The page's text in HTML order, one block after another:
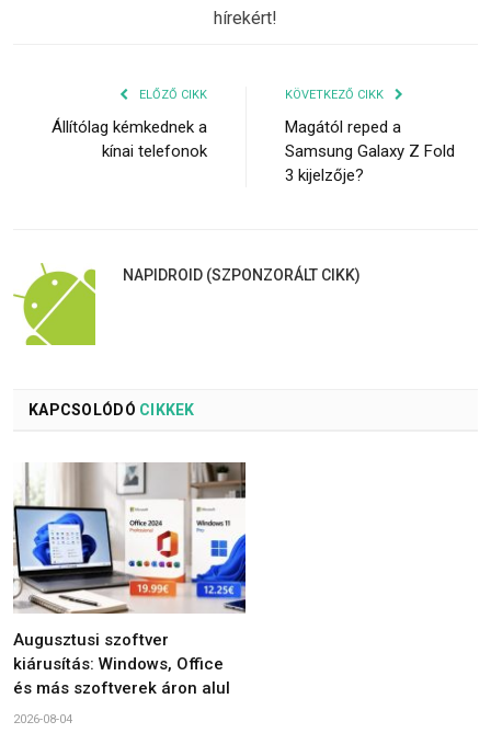
hírekért!
ELŐZŐ CIKK
Állítólag kémkednek a
kínai telefonok
KÖVETKEZŐ CIKK
Magától reped a
Samsung Galaxy Z Fold
3 kijelzője?
NAPIDROID (SZPONZORÁLT CIKK)
KAPCSOLÓDÓ CIKKEK
Augusztusi szoftver
kiárusítás: Windows, Office
és más szoftverek áron alul
2026-08-04